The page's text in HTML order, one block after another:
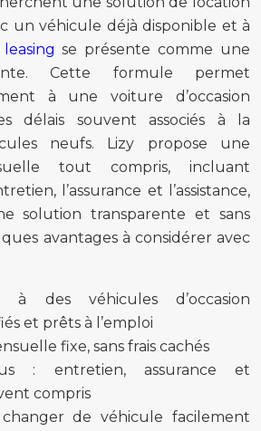
un véhicule déjà disponible et à
leasing se présente comme une
Cette formule permet
à une voiture d’occasion
délais souvent associés à la
neufs. Lizy propose une
tout compris, incluant
l’assurance et l’assistance,
solution transparente et sans
avantages à considérer avec
à des véhicules d’occasion
et prêts à l’emploi
fixe, sans frais cachés
: entretien, assurance et
compris
de véhicule facilement